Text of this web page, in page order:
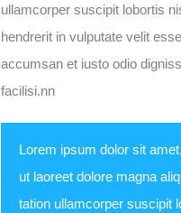
ullamcorper suscipit lobortis
hendrerit in vulputate velit
accumsan et iusto odio
facilisi.nn
Lorem ipsum dolor sit
ut laoreet dolore magna
tation ullamcorper suscipit